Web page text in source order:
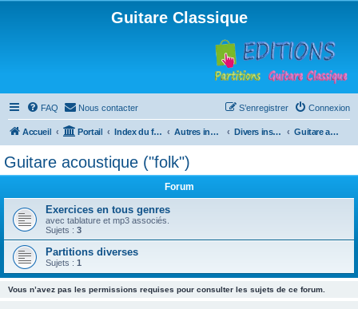
Guitare Classique
FAQ Nous contacter Connexion
S’enregistrer
Accueil Portail Index du forum Autres instruments à cordes pincées, ou styles Divers instruments Guitare acoustique ("folk")
Guitare acoustique ("folk")
Forum
Exercices en tous genres
avec tablature et mp3 associés.
Sujets : 3
Partitions diverses
Sujets : 1
Vous n’avez pas les permissions requises pour consulter les sujets de ce forum.